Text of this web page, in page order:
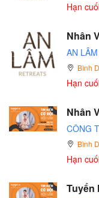
Hạn
Nhân
AN
Bình
Hạn
Nhân
CÔNG
Bình
Hạn
Tuyển